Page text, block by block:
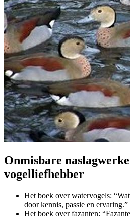
Onmisbare
vogelliefhebber
Het boek over watervogels:
door kennis, passie en ervaring.”
Het boek over fazanten: